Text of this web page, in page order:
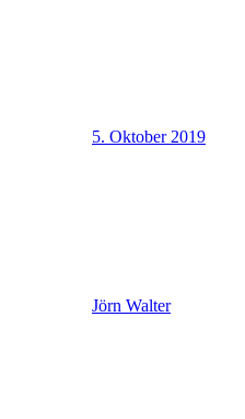
5. Oktober 2019
Jörn Walter